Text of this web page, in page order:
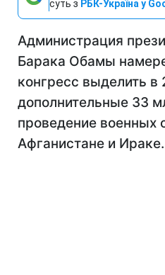
суть з РБК-Україна у
Администрация
Барака Обамы
конгресс выделить в
дополнительные 33
проведение военных
Афганистане и Ираке.